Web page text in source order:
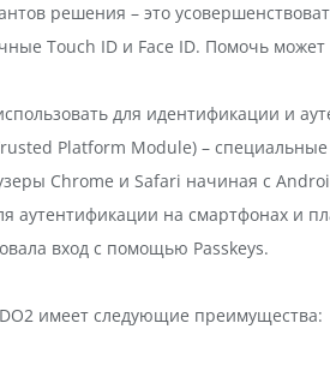
решения – это
Touch ID и Face ID. Помочь может
для идентификации и
Platform Module) –
Chrome и Safari начиная с
аутентификации на смартфонах и
вход с помощью Passkeys.
имеет следующие преимущества: